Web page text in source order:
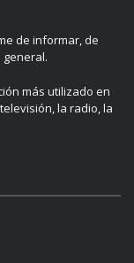
de informar, de
más utilizado en
la radio, la